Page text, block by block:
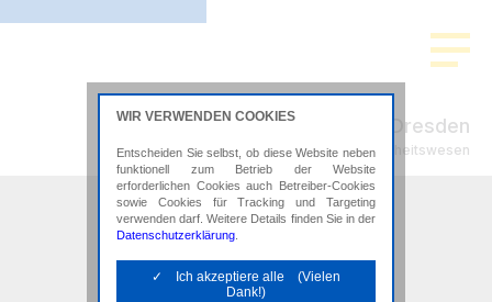
ADMEDIO Dresden
Steuerberatung im Gesundheitswesen
WIR VERWENDEN COOKIES
Entscheiden Sie selbst, ob diese Website neben
funktionell zum Betrieb der Website
erforderlichen Cookies auch Betreiber-Cookies
sowie Cookies für Tracking und Targeting
verwenden darf. Weitere Details finden Sie in der
Datenschutzerklärung
✓ Ich akzeptiere alle (Vielen
Dank!)